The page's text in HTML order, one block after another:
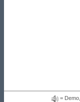
= Demo,